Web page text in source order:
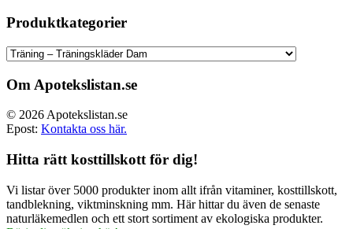
priset
499.00 kr.
priset
är:
374.00 kr.
Produktkategorier
Om Apotekslistan.se
© 2026 Apotekslistan.se
Epost: Kontakta oss här.
Hitta rätt kosttillskott för dig!
Vi listar över 5000 produkter inom allt ifrån vitaminer, kosttillskott,
tandblekning, viktminskning mm. Här hittar du även de senaste
naturläkemedlen och ett stort sortiment av ekologiska produkter.